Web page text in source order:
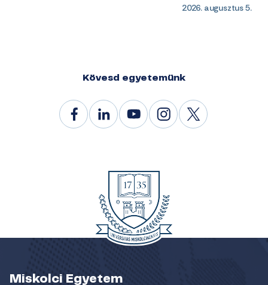
2026. augusztus 5.
Kövesd egyetemünk
Miskolci Egyetem